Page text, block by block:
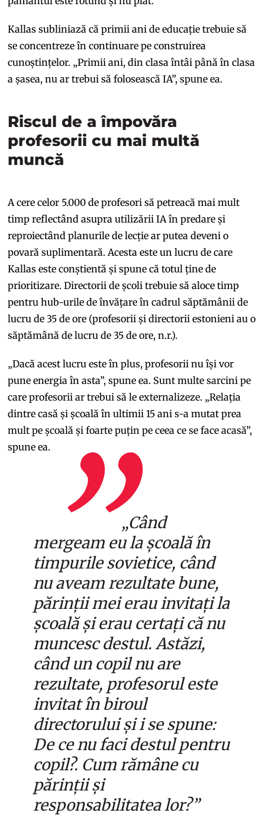
Kallas subliniază că primii ani de educație trebuie să
se concentreze în continuare pe construirea
cunoștințelor. „Primii ani, din clasa întâi până în clasa
a șasea, nu ar trebui să folosească IA”, spune ea.
Riscul de a împovăra
profesorii cu mai multă
muncă
A cere celor 5.000 de profesori să petreacă mai mult
timp reflectând asupra utilizării IA în predare și
reproiectând planurile de lecție ar putea deveni o
povară suplimentară. Acesta este un lucru de care
Kallas este conștientă și spune că totul ține de
prioritizare. Directorii de școli trebuie să aloce timp
pentru hub-urile de învățare în cadrul săptămânii de
lucru de 35 de ore (profesorii și directorii estonieni au o
săptămână de lucru de 35 de ore, n.r.).
„Dacă acest lucru este în plus, profesorii nu își vor
pune energia în asta”, spune ea. Sunt multe sarcini pe
care profesorii ar trebui să le externalizeze. „Relația
dintre casă și școală în ultimii 15 ani s-a mutat prea
mult pe școală și foarte puțin pe ceea ce se face acasă”,
spune ea.
„Când
mergeam eu la școală în
timpurile sovietice, când
nu aveam rezultate bune,
părinții mei erau invitați la
școală și erau certați că nu
muncesc destul. Astăzi,
când un copil nu are
rezultate, profesorul este
invitat în biroul
directorului și i se spune:
De ce nu faci destul pentru
copil?. Cum rămâne cu
părinții și
responsabilitatea lor?”